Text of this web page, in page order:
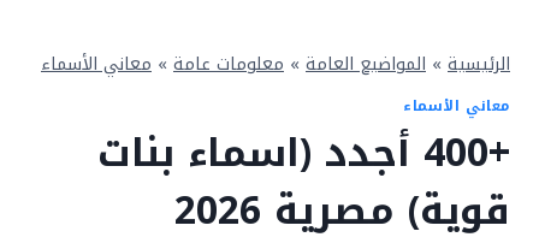
الرئيسية » المواضيع العامة » معلومات عامة » معاني الأسماء
معاني الأسماء
+400 أجدد (اسماء بنات
قوية) مصرية 2026